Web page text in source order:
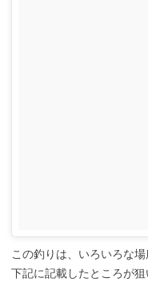
この釣りは、いろいろな
下記に記載したところが